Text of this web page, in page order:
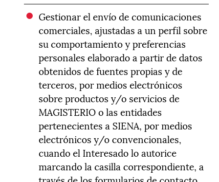
Gestionar el envío de comunicaciones
comerciales, ajustadas a un perfil sobre
su comportamiento y preferencias
personales elaborado a partir de datos
obtenidos de fuentes propias y de
terceros, por medios electrónicos
sobre productos y/o servicios de
MAGISTERIO o las entidades
pertenecientes a SIENA, por medios
electrónicos y/o convencionales,
cuando el Interesado lo autorice
marcando la casilla correspondiente, a